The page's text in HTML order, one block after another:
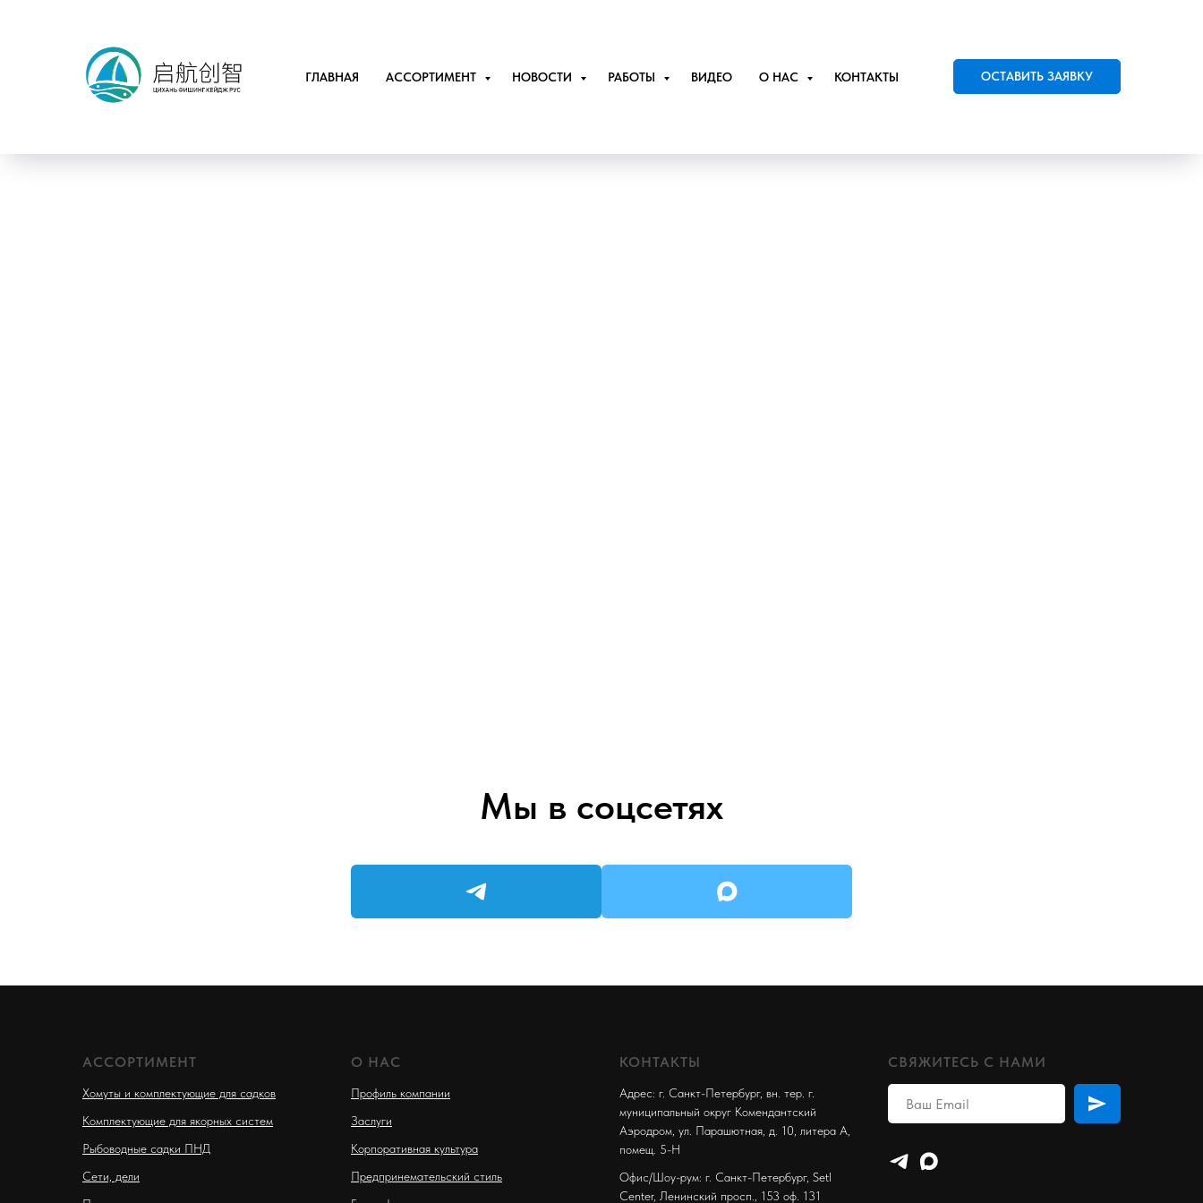
ГЛАВНАЯ АССОРТИМЕНТ НОВОСТИ РАБОТЫ ВИДЕО О НАС КОНТАКТЫ ОСТАВИТЬ ЗАЯВКУ
Мы в соцсетях
АССОРТИМЕНТ
Хомуты и комплектующие для садков
Комплектующие для якорных систем
Рыбоводные садки ПНД
Сети, дели
О НАС
Профиль компании
Заслуги
Корпоративная культура
Предпринемательский стиль
КОНТАКТЫ
Адрес: г. Санкт-Петербург, вн. тер. г.
муниципальный округ Комендантский
Аэродром, ул. Парашютная, д. 10, литера А,
помещ. 5-Н
Офис/Шоу-рум: г. Санкт-Петербург, Setl
Center, Ленинский просп., 153 оф. 131
СВЯЖИТЕСЬ С НАМИ